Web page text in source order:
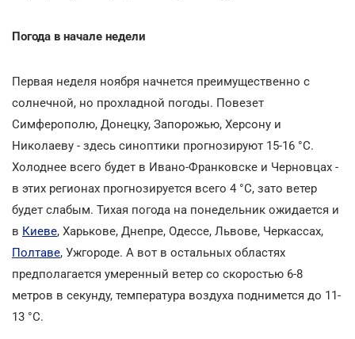
Погода в начале недели
Первая неделя ноября начнется преимущественно с
солнечной, но прохладной погоды. Повезет
Симферополю, Донецку, Запорожью, Херсону и
Николаеву - здесь синоптики прогнозируют 15-16 °C.
Холоднее всего будет в Ивано-Франковске и Черновцах -
в этих регионах прогнозируется всего 4 °C, зато ветер
будет слабым. Тихая погода на понедельник ожидается и
в Киеве, Харькове, Днепре, Одессе, Львове, Черкассах,
Полтаве, Ужгороде. А вот в остальных областях
предполагается умеренный ветер со скоростью 6-8
метров в секунду, температура воздуха поднимется до 11-
13 °С.